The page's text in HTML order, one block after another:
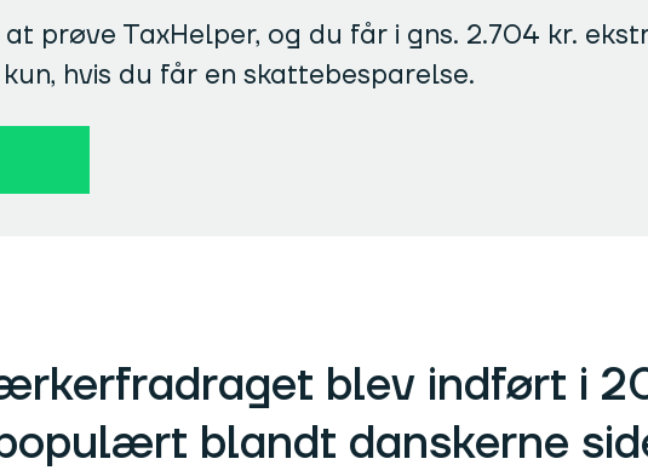
prøve TaxHelper, og du får i gns. 2.704 kr.
hvis du får en skattebesparelse.
blev indført i
blandt danskerne